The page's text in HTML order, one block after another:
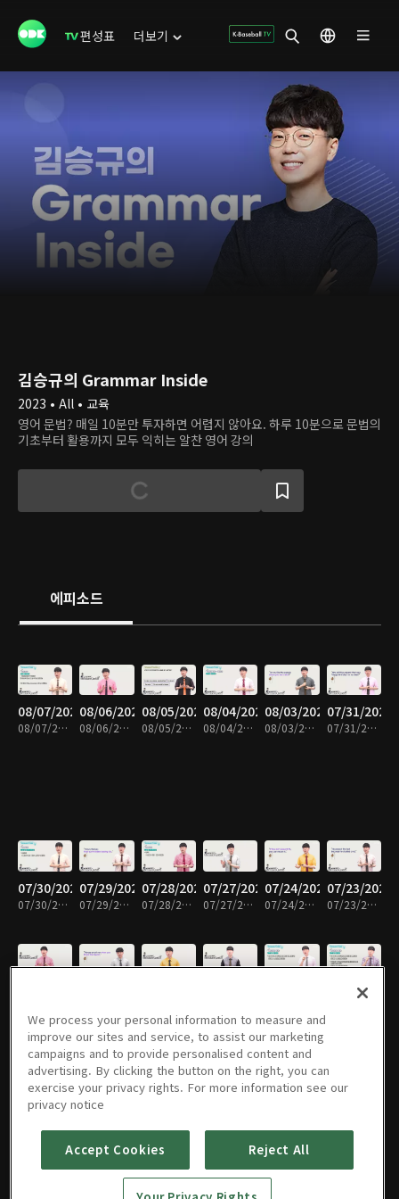
편성표 더보기
김승규의 Grammar Inside
2023 • All • 교육
영어 문법? 매일 10분만 투자하면 어렵지 않아요. 하루 10분으로 문법의
기초부터 활용까지 모두 익히는 알찬 영어 강의
에피소드
08/07/2026
08/07/2026 • 10분
08/06/2026
08/06/2026 • 10분
08/05/2026
08/05/2026 • 10분
08/04/2026
08/04/2026 • 10분
08/03/2026
08/03/2026 • 10분
07/31/2026
07/31/2026 • 10분
07/30/2026
07/30/2026 • 10분
07/29/2026
07/29/2026 • 10분
07/28/2026
07/28/2026 • 10분
07/27/2026
07/27/2026 • 10분
07/24/2026
07/24/2026 • 10분
07/23/2026
07/23/2026 • 10분
07/15/2026
07/14/2026
07/14/2026 • 10분
07/13/202607/10/202607/09/202607/08/202607/07/2026
We process your personal information to measure and
improve our sites and service, to assist our marketing
campaigns and to provide personalised content and
advertising. By clicking the button on the right, you can
exercise your privacy rights. For more information see our
privacy notice
Accept Cookies Reject All